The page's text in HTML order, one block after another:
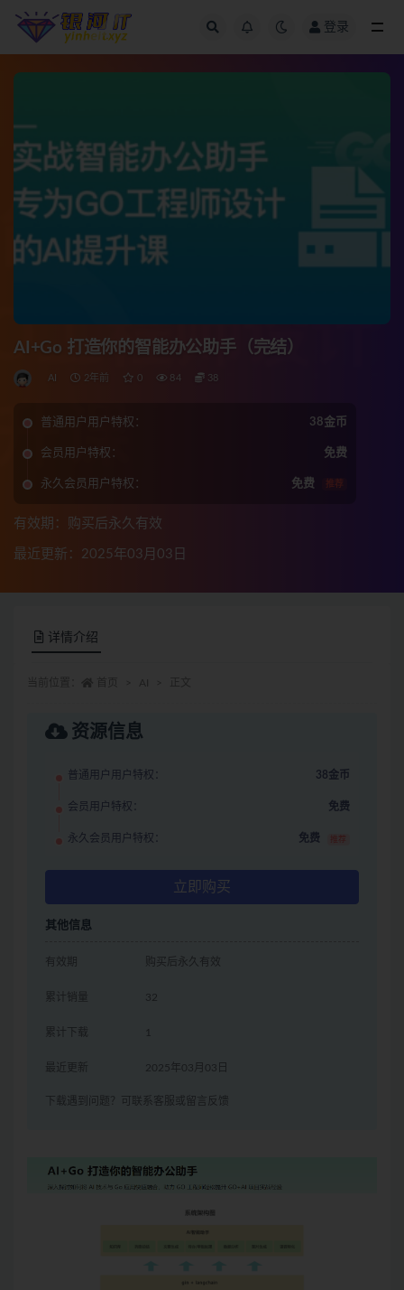
登录
AI+Go 打造你的智能办公助手（完结）
AI 2年前 0 84 38
普通用户用户特权： 38金币
会员用户特权： 免费
永久会员用户特权： 免费 推荐
有效期：购买后永久有效
最近更新：2025年03月03日
详情介绍
资源信息
普通用户用户特权： 38金币
会员用户特权： 免费
永久会员用户特权： 免费 推荐
立即购买
其他信息
有效期 购买后永久有效
累计销量 32
累计下载 1
最近更新 2025年03月03日
下载遇到问题？可联系客服或留言反馈